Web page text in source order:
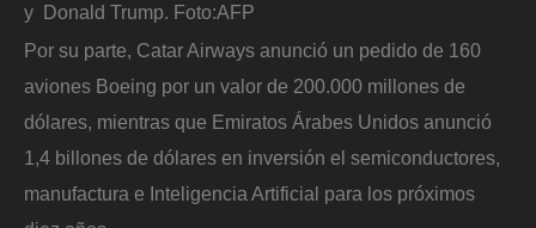
y Donald Trump. Foto:AFP
Por su parte, Catar Airways anunció un pedido de 160
aviones Boeing por un valor de 200.000 millones de
dólares, mientras que Emiratos Árabes Unidos anunció
1,4 billones de dólares en inversión el semiconductores,
manufactura e Inteligencia Artificial para los próximos